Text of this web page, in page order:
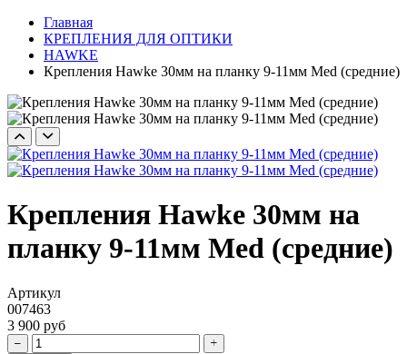
Главная
КРЕПЛЕНИЯ ДЛЯ ОПТИКИ
HAWKE
Крепления Hawke 30мм на планку 9-11мм Med (средние)
Крепления Hawke 30мм на
планку 9-11мм Med (средние)
Артикул
007463
3 900 руб